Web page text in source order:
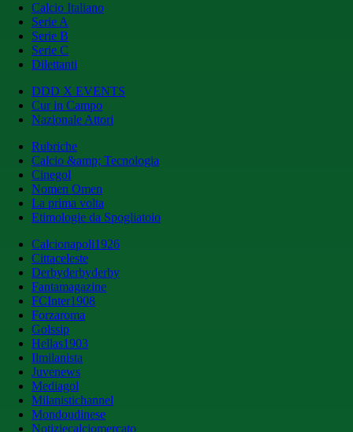
Calcio Italiano
Serie A
Serie B
Serie C
Dilettanti
DDD X EVENTS
Cur in Campo
Nazionale Attori
Rubriche
Calcio &amp; Tecnologia
Cinegol
Nomen Omen
La prima volta
Etimologie da Spogliatoio
Calcionapoli1926
Cittaceleste
Derbyderbyderby
Fantamagazine
FCInter1908
Forzaroma
Golssip
Hellas1903
Ilmilanista
Juvenews
Mediagol
Milanistichannel
Mondoudinese
Notiziecalciomercato